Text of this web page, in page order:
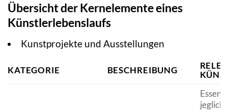
Übersicht der Kernelemente eines
Künstlerlebenslaufs
Kunstprojekte und Ausstellungen
KATEGORIE BESCHREIBUNG
jegliche